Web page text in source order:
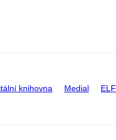
knihovna Medial ELF